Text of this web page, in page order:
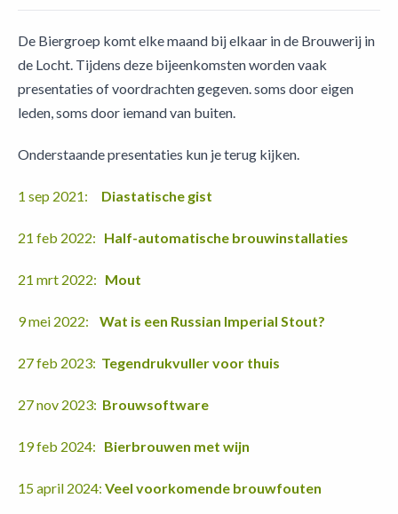
De Biergroep komt elke maand bij elkaar in de Brouwerij in
de Locht. Tijdens deze bijeenkomsten worden vaak
presentaties of voordrachten gegeven. soms door eigen
leden, soms door iemand van buiten.
Onderstaande presentaties kun je terug kijken.
1 sep 2021: Diastatische gist
21 feb 2022: Half-automatische brouwinstallaties
21 mrt 2022: Mout
9 mei 2022: Wat is een Russian Imperial Stout?
27 feb 2023: Tegendrukvuller voor thuis
27 nov 2023: Brouwsoftware
19 feb 2024: Bierbrouwen met wijn
15 april 2024: Veel voorkomende brouwfouten